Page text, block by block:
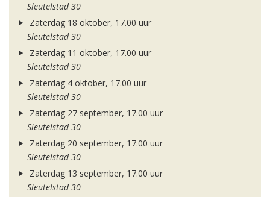
Sleutelstad 30
Zaterdag 18 oktober, 17.00 uur
Sleutelstad 30
Zaterdag 11 oktober, 17.00 uur
Sleutelstad 30
Zaterdag 4 oktober, 17.00 uur
Sleutelstad 30
Zaterdag 27 september, 17.00 uur
Sleutelstad 30
Zaterdag 20 september, 17.00 uur
Sleutelstad 30
Zaterdag 13 september, 17.00 uur
Sleutelstad 30